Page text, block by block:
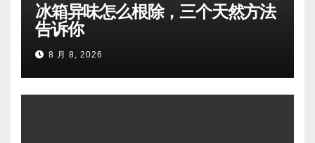
冰箱异味怎么根除，三个天然方法
告诉你
8 月 8, 2026